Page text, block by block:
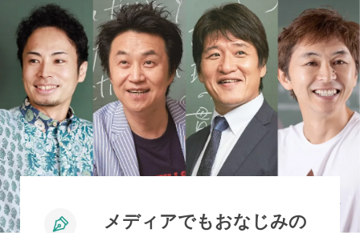
東海 愛知県 岐阜県
関西 大阪府 兵庫県
中国 山口県
九州 福岡県 熊本県 長崎県
メディアでもおなじみの